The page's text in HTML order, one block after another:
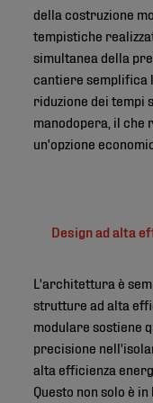
della costruzione
tempistiche
simultanea della
cantiere semplifica
riduzione dei tempi
manodopera, il che
un'opzione
Design ad alta
L'architettura è
strutture ad alta
modulare sostiene
precisione
alta efficienza
Questo non solo è